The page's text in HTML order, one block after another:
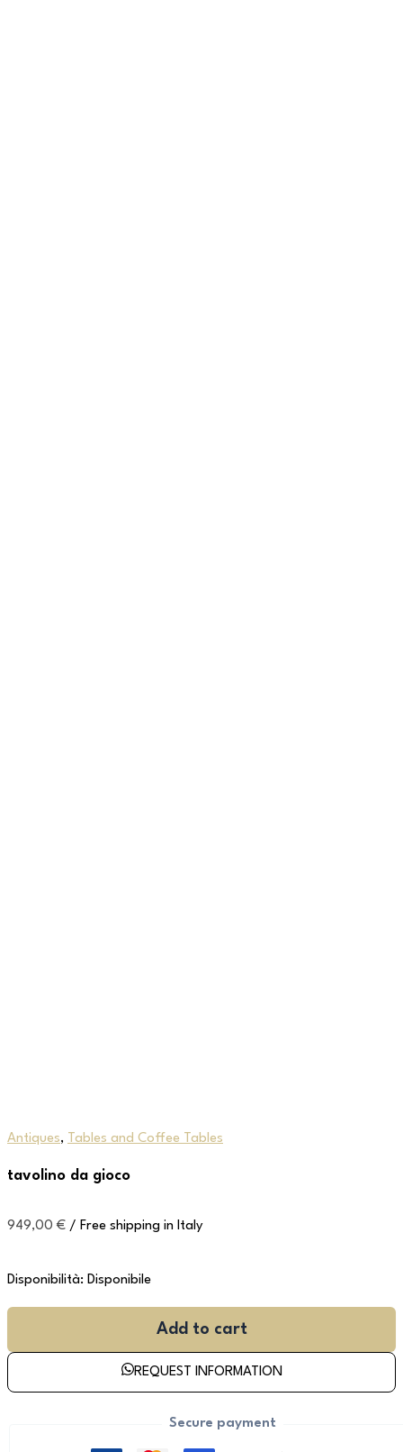
Antiques, Tables and Coffee Tables
tavolino da gioco
949,00 € / Free shipping in Italy
Disponibilità: Disponibile
Add to cart
REQUEST INFORMATION
Secure payment